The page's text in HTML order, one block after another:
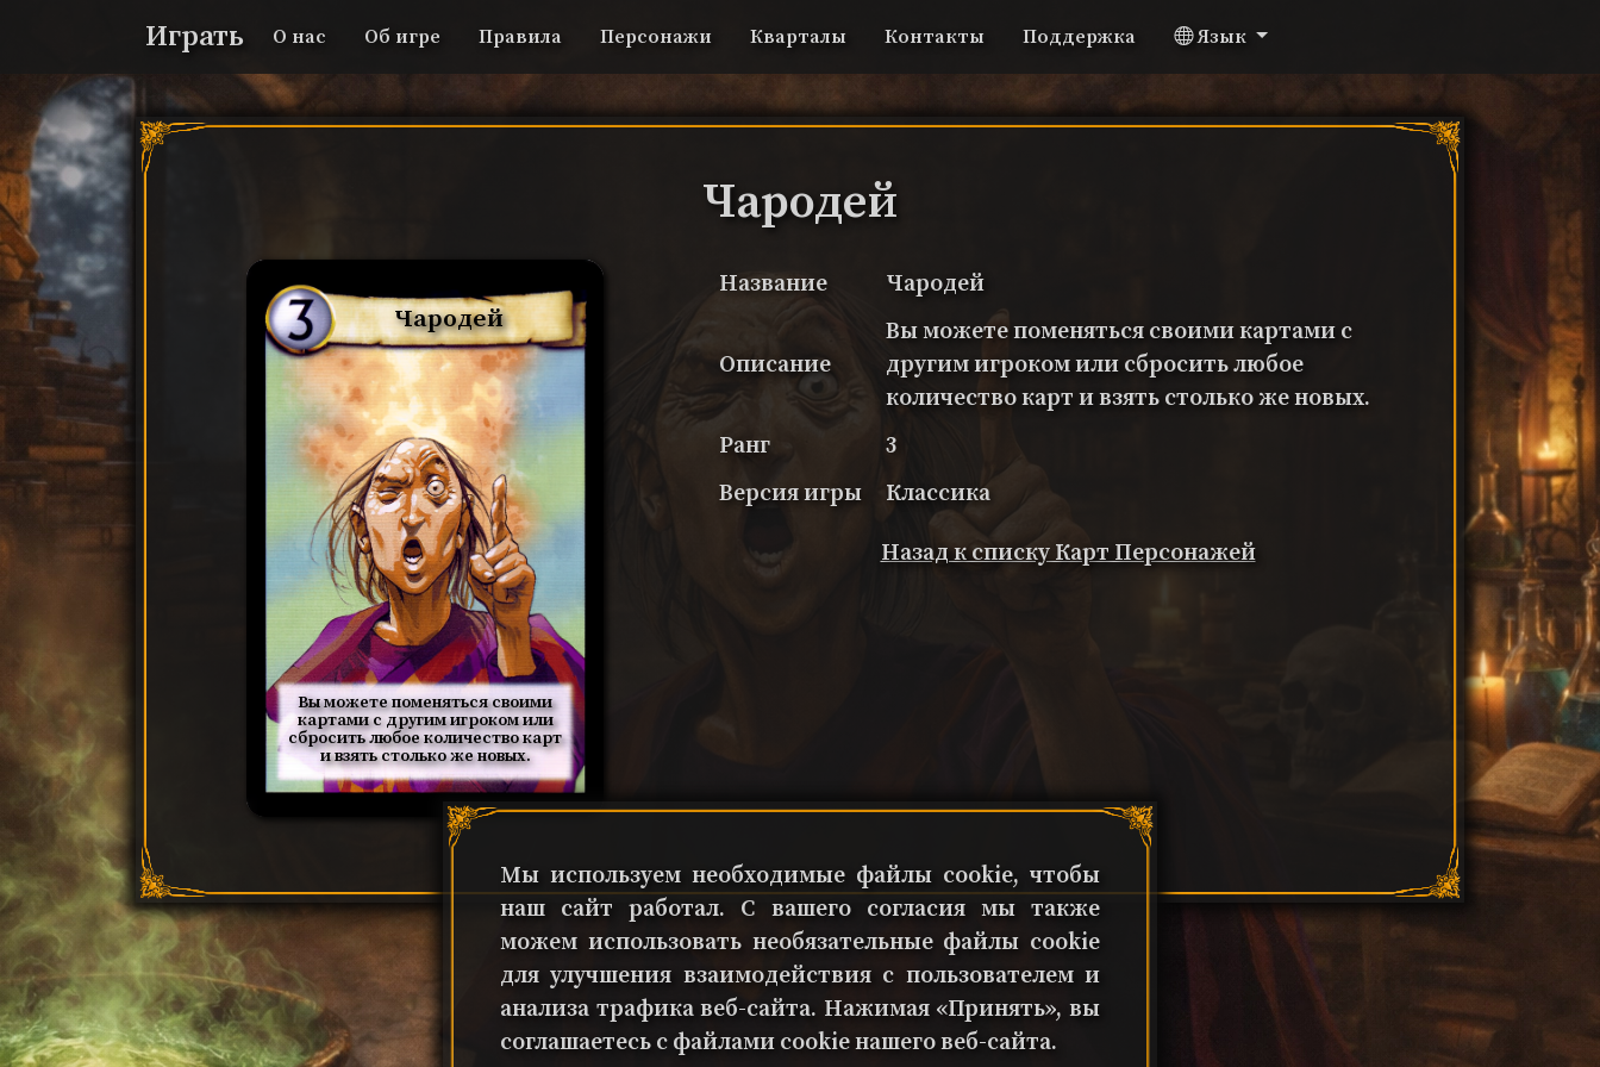
Играть О нас Об игре Правила Персонажи Кварталы Контакты Поддержка Язык
Чародей
Чародей
Вы можете поменяться своими
картами с другим игроком или
сбросить любое количество карт
и взять столько же новых.
Название Чародей
Описание
Вы можете поменяться своими картами с
другим игроком или сбросить любое
количество карт и взять столько же новых.
Ранг
3
Версия игры
Классика
Назад к списку Карт Персонажей
Мы используем необходимые файлы cookie, чтобы
наш сайт работал. С вашего согласия мы также
можем использовать необязательные файлы cookie
для улучшения взаимодействия с пользователем и
анализа трафика веб-сайта. Нажимая «Принять», вы
соглашаетесь с файлами cookie нашего веб-сайта.